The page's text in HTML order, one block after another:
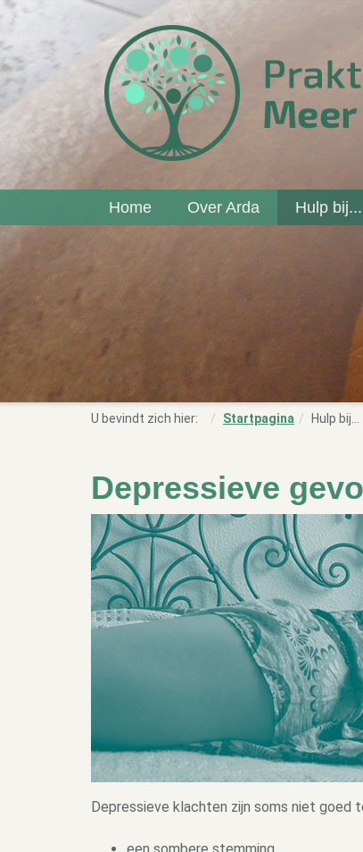
Home Over Arda Hulp bij...
U bevindt zich hier: Startpagina Hulp bij...
Depressieve
Depressieve klachten zijn soms niet goed